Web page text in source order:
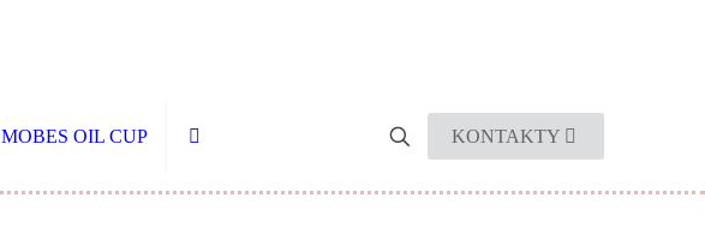
MOBES OIL CUP KONTAKTY